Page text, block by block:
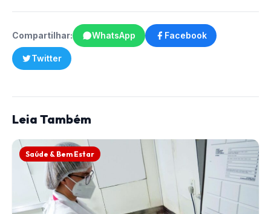
Compartilhar: WhatsApp Facebook
Twitter
Leia Também
Saúde & Bem Estar